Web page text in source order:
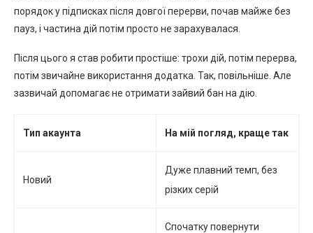
порядок у підписках після довгої перерви, почав майже без
пауз, і частина дій потім просто не зарахувалася.
Після цього я став робити простіше: трохи дій, потім перерва,
потім звичайне використання додатка. Так, повільніше. Але
зазвичай допомагає не отримати зайвий бан на дію.
Тип акаунта На мій погляд, краще так
Новий
Дуже плавний темп, без
різких серій
Спочатку повернути